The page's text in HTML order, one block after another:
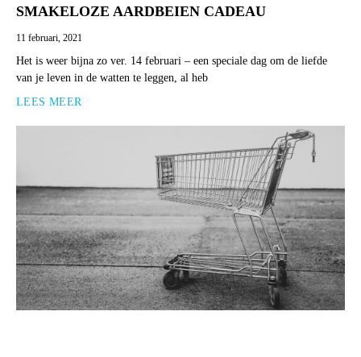
SMAKELOZE AARDBEIEN CADEAU
11 februari, 2021
Het is weer bijna zo ver. 14 februari – een speciale dag om de liefde
van je leven in de watten te leggen, al heb
LEES MEER